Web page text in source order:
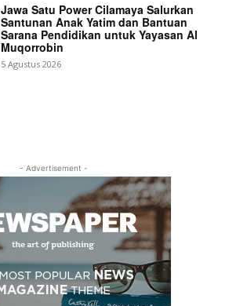
Jawa Satu Power Cilamaya Salurkan
Santunan Anak Yatim dan Bantuan
Sarana Pendidikan untuk Yayasan Al
Muqorrobin
5 Agustus 2026
- Advertisement -